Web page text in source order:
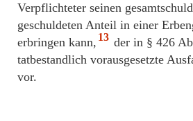
Verpflichteter seinen
geschuldeten Anteil in einer
erbringen kann, 13 der in § 426
tatbestandlich vorausgesetzte
vor.